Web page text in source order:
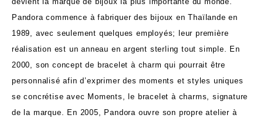
Pandora commence à fabriquer des bijoux en Thaïlande en
1989, avec seulement quelques employés; leur première
réalisation est un anneau en argent sterling tout simple. En
2000, son concept de bracelet à charm qui pourrait être
personnalisé afin d’exprimer des moments et styles uniques
se concrétise avec Moments, le bracelet à charms, signature
de la marque. En 2005, Pandora ouvre son propre atelier à